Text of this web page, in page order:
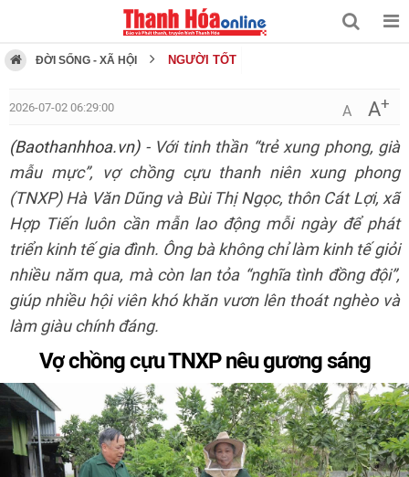
ĐỜI SỐNG - XÃ HỘI NGƯỜI TỐT
2026-07-02 06:29:00 A A+
(Baothanhhoa.vn)- Với tinh thần “trẻ xung phong, già
mẫu mực”, vợ chồng cựu thanh niên xung phong
(TNXP) Hà Văn Dũng và Bùi Thị Ngọc, thôn Cát Lợi, xã
Hợp Tiến luôn cần mẫn lao động mỗi ngày để phát
triển kinh tế gia đình. Ông bà không chỉ làm kinh tế giỏi
nhiều năm qua, mà còn lan tỏa “nghĩa tình đồng đội”,
giúp nhiều hội viên khó khăn vươn lên thoát nghèo và
làm giàu chính đáng.
Vợ chồng cựu TNXP nêu gương sáng